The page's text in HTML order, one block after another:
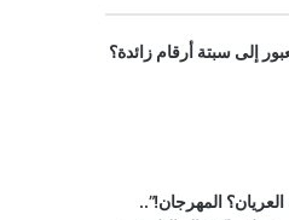
إلى سبتة أرقام زائدة؟
المهرجان!”..